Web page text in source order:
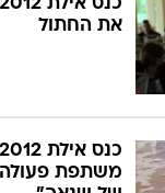
את החתול
משתפת פעולה